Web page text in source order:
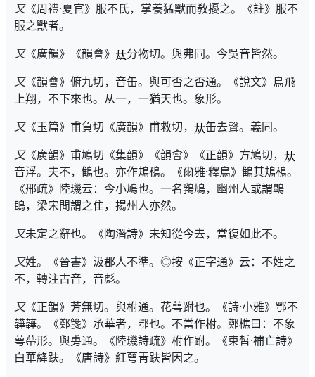
又《周禮·夏官》服不氏，掌養猛獸而敎擾之。《註》服不
服之獸者。
又《廣韻》《韻會》
分物切。與弗同。今吳音皆然。
又《韻會》俯九切，音缶。與可否之否通。《說文》鳥飛
上翔，不下來也。从一，一猶天也。象形。
又《玉篇》甫負切《廣韻》甫救切，
缶去聲。義同。
又《廣韻》甫鳩切《集韻》《韻會》《正韻》方鳩切，
音浮。夫不，䳡也。亦作鳺鴀。《爾雅·釋鳥》䳡其鳺鴀。
《郉疏》陸璣云：今小鳩也。一名䳕鳩，幽州人或謂鷱
鴡，梁宋閒謂之隹，揚州人亦然。
又未定之辭也。《陶潛詩》未知從今去，當復如此不。
又姓。《晉書》汲郡人不準。◎按《正字通》云：不姓之
不，轉注古音，音彪。
又《正韻》芳無切。與柎通。花萼跗也。《詩·小雅》鄂不
韡韡。《鄭箋》承華者，鄂也。不當作柎。鄭樵曰：不象
萼蔕形。與旉通。《陸璣詩疏》柎作跗。《束皙·補亡詩》
白華絳趺。《唐詩》紅萼靑趺皆因之。